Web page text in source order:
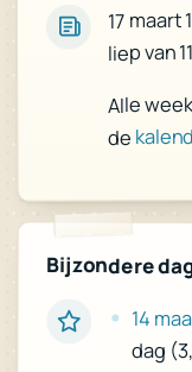
17 maart
liep van
Alle
de
Bijzondere
14
dag